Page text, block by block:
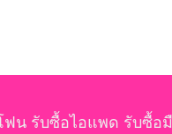
ฟน รับซื้อไอแพด รับซื้อ